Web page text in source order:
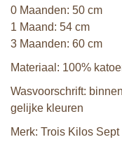
0 Maanden: 50 cm
1 Maand: 54 cm
3 Maanden: 60 cm
Materiaal: 100%
Wasvoorschrift:
gelijke kleuren
Merk: Trois Kilos Sept